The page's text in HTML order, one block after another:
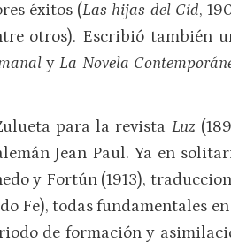
éxitos (Las hijas del Cid,
otros). Escribió también
yLa Novela
para la revista Luz
Jean Paul. Ya en
y Fortún (1913),
Fe), todas fundamentales
de formación y